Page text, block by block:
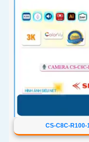
CS-C8C-R100-